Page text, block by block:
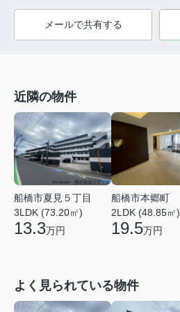
メールで共有する
近隣の物件
船橋市夏見５丁目
3LDK (73.20㎡)
13.3万円
船橋市本郷町
2LDK (48.85㎡)
19.5万円
よく見られている物件